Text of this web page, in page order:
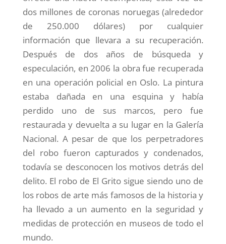
dos millones de coronas noruegas (alrededor
de 250.000 dólares) por cualquier
información que llevara a su recuperación.
Después de dos años de búsqueda y
especulación, en 2006 la obra fue recuperada
en una operación policial en Oslo. La pintura
estaba dañada en una esquina y había
perdido uno de sus marcos, pero fue
restaurada y devuelta a su lugar en la Galería
Nacional. A pesar de que los perpetradores
del robo fueron capturados y condenados,
todavía se desconocen los motivos detrás del
delito. El robo de El Grito sigue siendo uno de
los robos de arte más famosos de la historia y
ha llevado a un aumento en la seguridad y
medidas de protección en museos de todo el
mundo.